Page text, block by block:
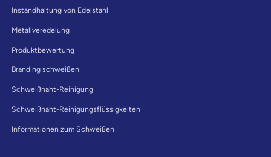
Instandhaltung von Edelstahl
Metallveredelung
Produktbewertung
Branding schweißen
Schweißnaht-Reinigung
Schweißnaht-Reinigungsflüssigkeiten
Informationen zum Schweißen